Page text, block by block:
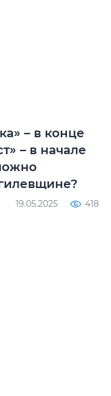
– в конце
– в начале
19.05.2025 418